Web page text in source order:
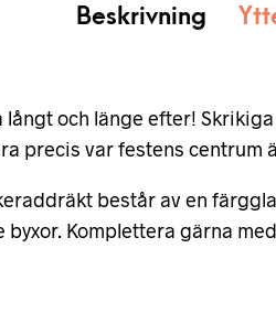
Beskrivning
och länge efter!
precis var festens centrum
består av en
byxor. Komplettera gärna